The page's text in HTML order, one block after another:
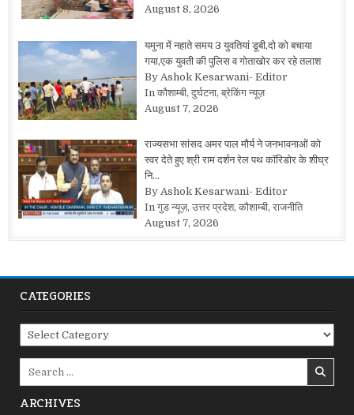
August 8, 2026
यमुना में नहाते समय 3 युवतियां डूबी,दो को बचाया
गया,एक युवती की पुलिस व गोताखोर कर रहे तलाश
By Ashok Kesarwani- Editor
In कौशाम्बी, दुर्घटना, ब्रेकिंग न्यूज़
August 7, 2026
राज्यसभा सांसद अमर पाल मौर्य ने जनभावनाओं को
स्वर देते हुए श्री राम दर्शन रेल पथ कॉरिडोर के शीघ्र
नि…
By Ashok Kesarwani- Editor
In गुड न्यूज़, उत्तर प्रदेश, कौशाम्बी, राजनीति
August 7, 2026
CATEGORIES
Categories
ARCHIVES